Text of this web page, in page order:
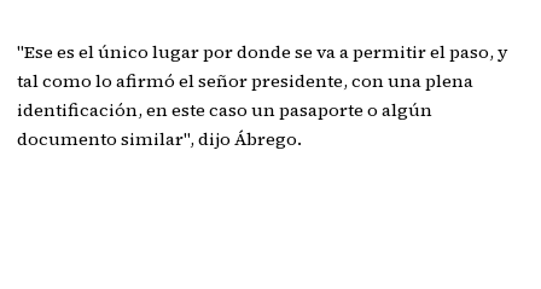
"Ese es el único lugar por donde se va a permitir el paso, y
tal como lo afirmó el señor presidente, con una plena
identificación, en este caso un pasaporte o algún
documento similar", dijo Ábrego.